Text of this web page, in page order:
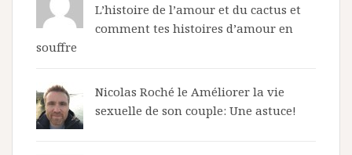
L’histoire de l’amour et du cactus et
comment tes histoires d’amour en
souffre
Nicolas Roché le Améliorer la vie
sexuelle de son couple: Une astuce!